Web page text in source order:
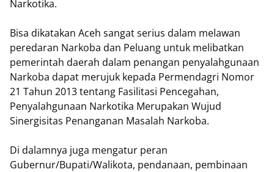
Narkotika.
Bisa dikatakan Aceh sangat serius dalam melawan
peredaran Narkoba dan Peluang untuk melibatkan
pemerintah daerah dalam penangan penyalahgunaan
Narkoba dapat merujuk kepada Permendagri Nomor
21 Tahun 2013 tentang Fasilitasi Pencegahan,
Penyalahgunaan Narkotika Merupakan Wujud
Sinergisitas Penanganan Masalah Narkoba.
Di dalamnya juga mengatur peran
Gubernur/Bupati/Walikota, pendanaan, pembinaan